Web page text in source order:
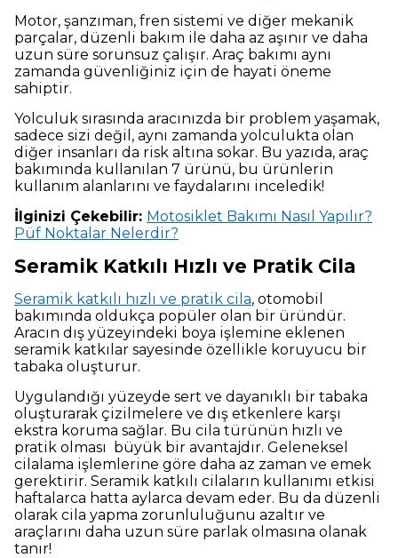
Motor, şanzıman, fren sistemi ve diğer mekanik
parçalar, düzenli bakım ile daha az aşınır ve daha
uzun süre sorunsuz çalışır. Araç bakımı aynı
zamanda güvenliğiniz için de hayati öneme
sahiptir.
Yolculuk sırasında aracınızda bir problem yaşamak,
sadece sizi değil, aynı zamanda yolculukta olan
diğer insanları da risk altına sokar. Bu yazıda, araç
bakımında kullanılan 7 ürünü, bu ürünlerin
kullanım alanlarını ve faydalarını inceledik!
İlginizi Çekebilir: Motosiklet Bakımı Nasıl Yapılır?
Püf Noktalar Nelerdir?
Seramik Katkılı Hızlı ve Pratik Cila
Seramik katkılı hızlı ve pratik cila, otomobil
bakımında oldukça popüler olan bir üründür.
Aracın dış yüzeyindeki boya işlemine eklenen
seramik katkılar sayesinde özellikle koruyucu bir
tabaka oluşturur.
Uygulandığı yüzeyde sert ve dayanıklı bir tabaka
oluşturarak çizilmelere ve dış etkenlere karşı
ekstra koruma sağlar. Bu cila türünün hızlı ve
pratik olması büyük bir avantajdır. Geleneksel
cilalama işlemlerine göre daha az zaman ve emek
gerektirir. Seramik katkılı cilaların kullanımı etkisi
haftalarca hatta aylarca devam eder. Bu da düzenli
olarak cila yapma zorunluluğunu azaltır ve
araçlarını daha uzun süre parlak olmasına olanak
tanır!